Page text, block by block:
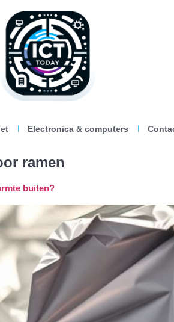
Electronica & computers
ramen
buiten?